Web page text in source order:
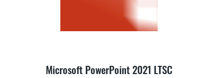
Microsoft PowerPoint 2021 LTSC